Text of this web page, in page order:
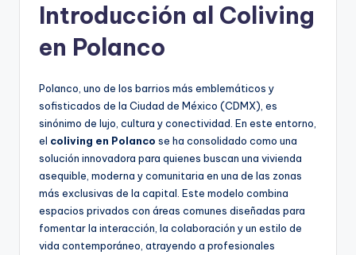
Introducción al Coliving
en Polanco
Polanco, uno de los barrios más emblemáticos y
sofisticados de la Ciudad de México (CDMX), es
sinónimo de lujo, cultura y conectividad. En este entorno,
el coliving en Polanco se ha consolidado como una
solución innovadora para quienes buscan una vivienda
asequible, moderna y comunitaria en una de las zonas
más exclusivas de la capital. Este modelo combina
espacios privados con áreas comunes diseñadas para
fomentar la interacción, la colaboración y un estilo de
vida contemporáneo, atrayendo a profesionales